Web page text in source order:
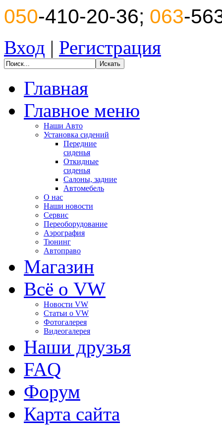
050-410-20-36; 063-
Вход | Регистрация
Главная
Главное меню
Наши Авто
Установка сидений
Передние
сиденья
Откидные
сиденья
Салоны, задние
Автомебель
О нас
Наши новости
Сервис
Переоборудование
Аэрография
Тюнинг
Автоправо
Магазин
Всё о VW
Новости VW
Статьи o VW
Фотогалерея
Видеогалерея
Наши друзья
FAQ
Форум
Карта сайта